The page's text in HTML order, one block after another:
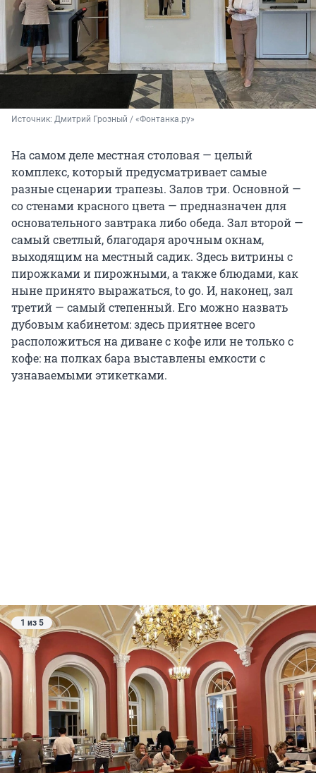
Источник: Дмитрий Грозный / «Фонтанка.ру»
На самом деле местная столовая — целый
комплекс, который предусматривает самые
разные сценарии трапезы. Залов три. Основной —
со стенами красного цвета — предназначен для
основательного завтрака либо обеда. Зал второй —
самый светлый, благодаря арочным окнам,
выходящим на местный садик. Здесь витрины с
пирожками и пирожными, а также блюдами, как
ныне принято выражаться, to go. И, наконец, зал
третий — самый степенный. Его можно назвать
дубовым кабинетом: здесь приятнее всего
расположиться на диване с кофе или не только с
кофе: на полках бара выставлены емкости с
узнаваемыми этикетками.
1 из 5